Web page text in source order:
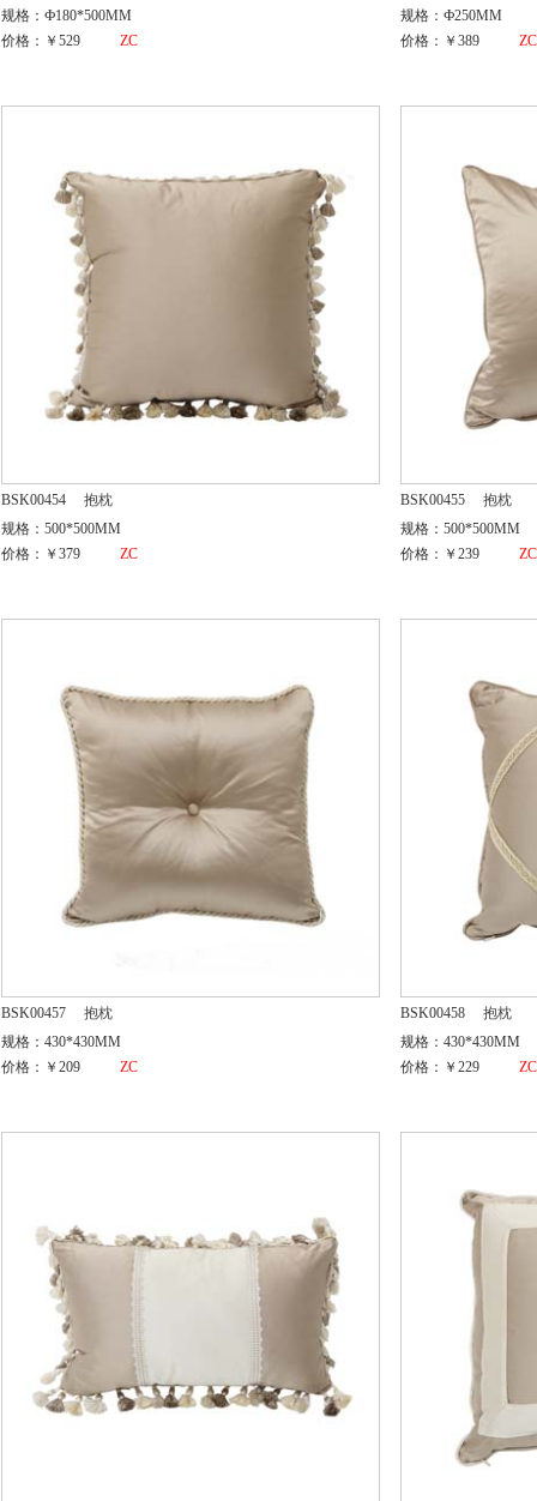
规格：Ф180*500MM
价格：￥529
ZC
规格：Ф250MM
价格：￥389
ZC
BSK00454
抱枕
规格：500*500MM
价格：￥379
ZC
BSK00455
抱枕
规格：500*500MM
价格：￥239
ZC
BSK00457
抱枕
规格：430*430MM
价格：￥209
ZC
BSK00458
抱枕
规格：430*430MM
价格：￥229
ZC